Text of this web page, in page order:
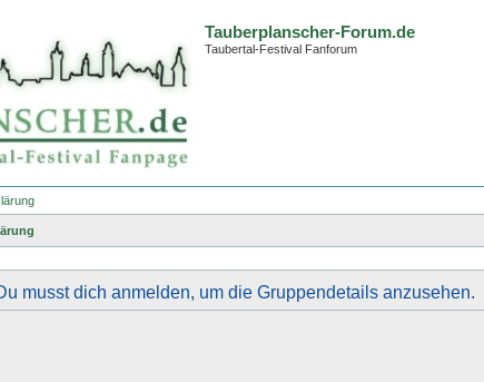
Tauberplanscher-Forum.de
Taubertal-Festival Fanforum
musst dich anmelden, um die Gruppendetails anzusehen.